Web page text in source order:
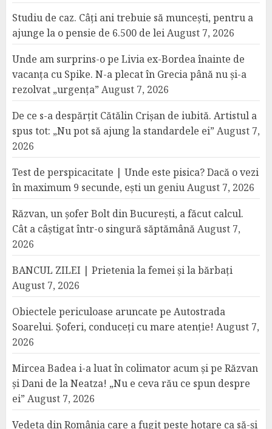
Studiu de caz. Câți ani trebuie să muncești, pentru a
ajunge la o pensie de 6.500 de leiAugust 7, 2026
Unde am surprins-o pe Livia ex-Bordea înainte de
vacanța cu Spike. N-a plecat în Grecia până nu și-a
rezolvat „urgența” August 7, 2026
De ce s-a despărțit Cătălin Crișan de iubită. Artistul a
spus tot: „Nu pot să ajung la standardele ei” August 7,
2026
Test de perspicacitate | Unde este pisica? Dacă o vezi
în maximum 9 secunde, ești un geniuAugust 7, 2026
Răzvan, un șofer Bolt din București, a făcut calcul.
Cât a câștigat într-o singură săptămânăAugust 7,
2026
BANCUL ZILEI | Prietenia la femei și la bărbați
August 7, 2026
Obiectele periculoase aruncate pe Autostrada
Soarelui. Șoferi, conduceți cu mare atenție! August 7,
2026
Mircea Badea i-a luat în colimator acum și pe Răzvan
și Dani de la Neatza! „Nu e ceva rău ce spun despre
ei” August 7, 2026
Vedeta din România care a fugit peste hotare ca să-și